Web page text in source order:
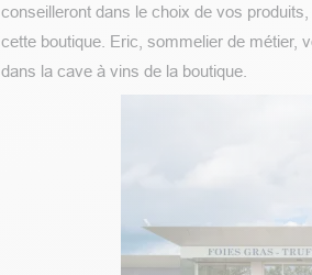
conseilleront dans le choix de vos
cette boutique. Eric, sommelier de métier,
dans la cave à vins de la boutique.